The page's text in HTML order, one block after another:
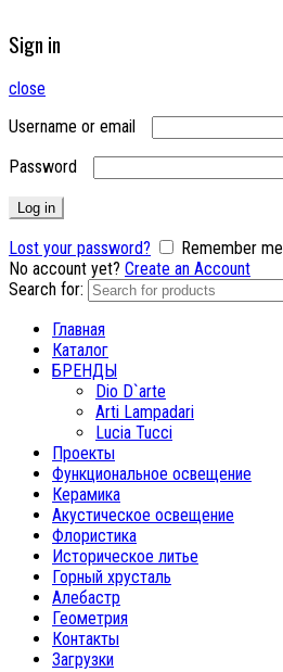
Sign in
close
Username or email
Password
Log in
Lost your password?
Remember me
No account yet? Create an Account
Search for:
Главная
Каталог
БРЕНДЫ
Dio D`arte
Arti Lampadari
Lucia Tucci
Проекты
Функциональное освещение
Керамика
Акустическое освещение
Флористика
Историческое литье
Горный хрусталь
Алебастр
Геометрия
Контакты
Загрузки